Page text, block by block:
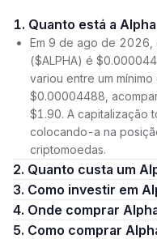
1. Quanto está a
Em 9 de ago de 2026,
($ALPHA) é
variou entre um
$0.00004488,
$1.90. A capitalização
colocando-a na
criptomoedas.
2. Quanto custa um
3. Como investir em
4. Onde comprar
5. Como comprar